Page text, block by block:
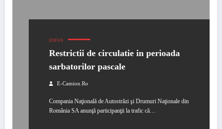
ENEWS
Restrictii de circulatie in perioada
sarbatorilor pascale
E-Camion.ro
Compania Naţională de Autostrăzi şi Drumuri Naţionale din
România SA anunţă participanţii la trafic că…